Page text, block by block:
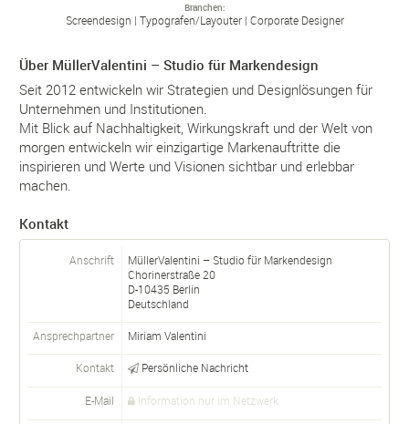
Branchen
Screendesign Typografen/Layouter Corporate Designer
Über MüllerValentini – Studio für Markendesign
Seit 2012 entwickeln wir Strategien und Designlösungen für
Unternehmen und Institutionen.
Mit Blick auf Nachhaltigkeit, Wirkungskraft und der Welt von
morgen entwickeln wir einzigartige Markenauftritte die
inspirieren und Werte und Visionen sichtbar und erlebbar
machen.
Kontakt
Anschrift
MüllerValentini – Studio für Markendesign
Chorinerstraße 20
D-10435 Berlin
Deutschland
Ansprechpartner Miriam Valentini
Kontakt Persönliche Nachricht
E-Mail Information nur im Netzwerk